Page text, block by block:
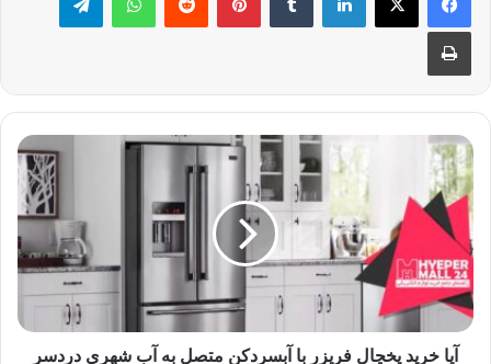
چاپ
آیا خرید یخچال فریزر با آبسردکن متصل به آب شهری دردسر